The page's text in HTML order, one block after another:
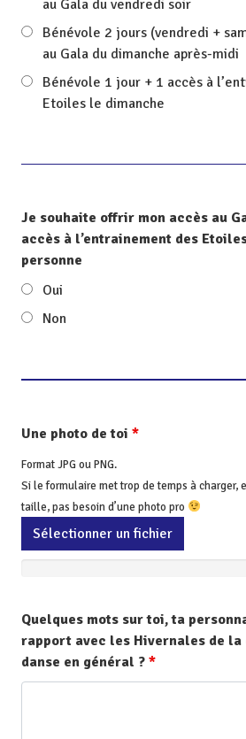
au Gala du vendredi soir
Bénévole 2 jours (vendredi +
au Gala du dimanche après-midi
Bénévole 1 jour + 1 accès à
Etoiles le dimanche
Je souhaite offrir mon accès au
accès à l’entrainement des
personne
Oui
Non
Une photo de toi *
Sélectionner un fichier
Format JPG ou PNG.
Si le formulaire met trop de temps à charger,
taille, pas besoin d’une photo pro
Quelques mots sur toi, ta
rapport avec les Hivernales de la
danse en général ? *